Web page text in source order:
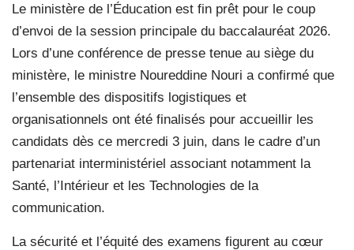
Le ministère de l’Éducation est fin prêt pour le coup
d’envoi de la session principale du baccalauréat 2026.
Lors d’une conférence de presse tenue au siège du
ministère, le ministre Noureddine Nouri a confirmé que
l’ensemble des dispositifs logistiques et
organisationnels ont été finalisés pour accueillir les
candidats dès ce mercredi 3 juin, dans le cadre d’un
partenariat interministériel associant notamment la
Santé, l’Intérieur et les Technologies de la
communication.
La sécurité et l’équité des examens figurent au cœur